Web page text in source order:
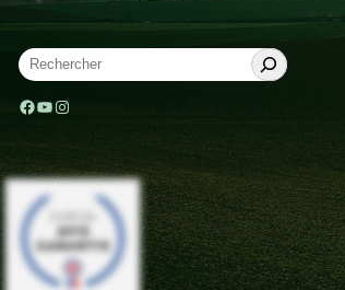
S
e
a
h
Facebook YouTube Instagram